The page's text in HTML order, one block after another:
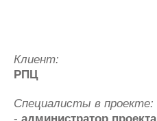
Клиент:
РПЦ
Специалисты в проекте:
- администратор проекта